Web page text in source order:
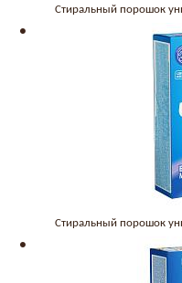
Стиральный порошок
Стиральный порошок